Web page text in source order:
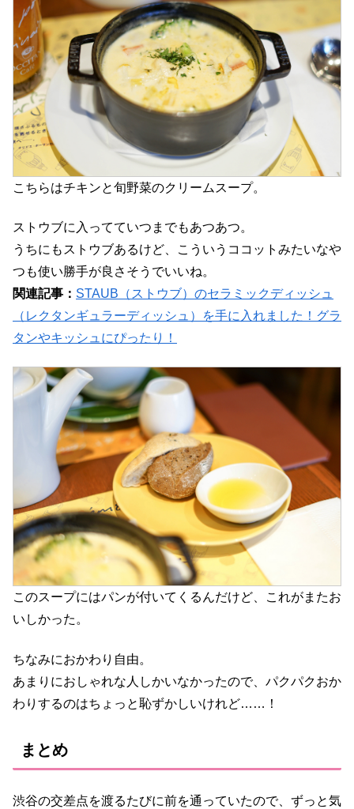
こちらはチキンと旬野菜のクリームスープ。
ストウブに入ってていつまでもあつあつ。
うちにもストウブあるけど、こういうココットみたいなや
つも使い勝手が良さそうでいいね。
関連記事： STAUB（ストウブ）のセラミックディッシュ
（レクタンギュラーディッシュ）を手に入れました！グラ
タンやキッシュにぴったり！
このスープにはパンが付いてくるんだけど、これがまたお
いしかった。
ちなみにおかわり自由。
あまりにおしゃれな人しかいなかったので、パクパクおか
わりするのはちょっと恥ずかしいけれど……！
まとめ
渋谷の交差点を渡るたびに前を通っていたので、ずっと気